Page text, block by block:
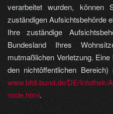
verarbeitet wurden, können
zuständigen Aufsichtsbehörde
Ihre zuständige
Bundesland Ihres
mutmaßlichen Verletzung.
den nichtöffentlichen
www.bfdi.bund.de/DE/Infothek/
node.html.